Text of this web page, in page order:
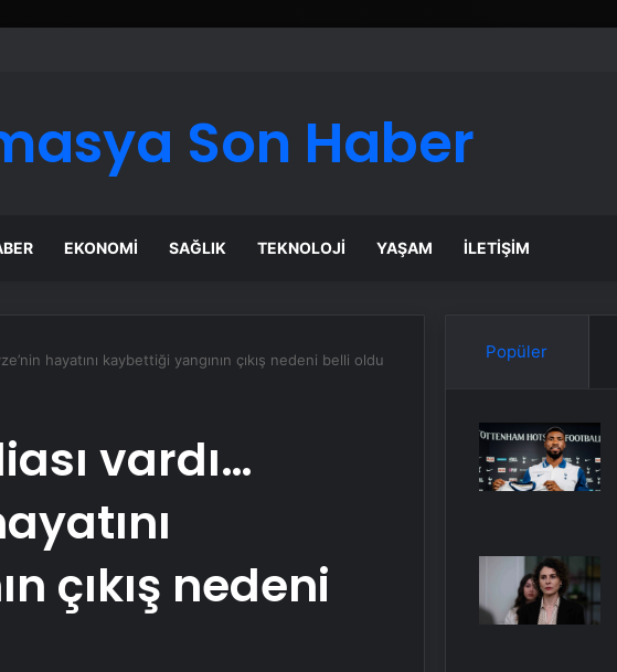
Ayındaki Karar Duruşmasına Çevrildi
Son Haber
EKONOMI SAĞLIK TEKNOLOJI YAŞAM İLETIŞIM
hayatını kaybettiği yangının çıkış nedeni belli oldu
vardı…
çıkış nedeni
Popüler